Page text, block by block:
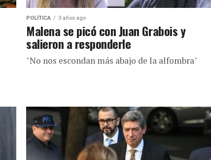
POLÍTICA 3 años ago
Malena se picó con Juan Grabois y
salieron a responderle
"No nos escondan más abajo de la alfombra"